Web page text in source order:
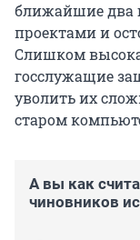
ближайшие два
проектами и
Слишком
госслужащие
уволить их
старом
А вы как
чиновников